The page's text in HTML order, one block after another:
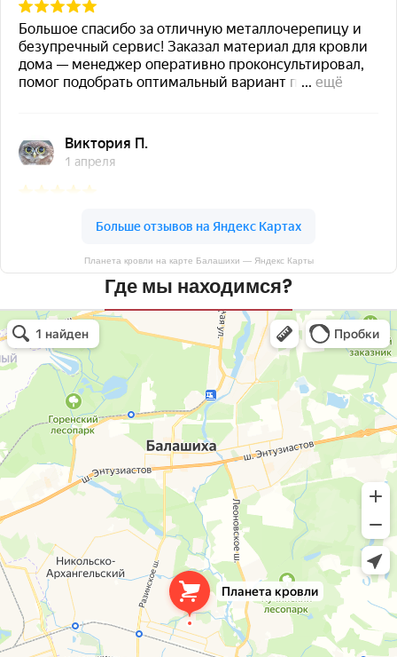
Планета кровли на карте Балашихи — Яндекс Карты
Где мы находимся?
Планета кровли
Кровля и кровельные материалы в Балашихе
Окна в Балашихе